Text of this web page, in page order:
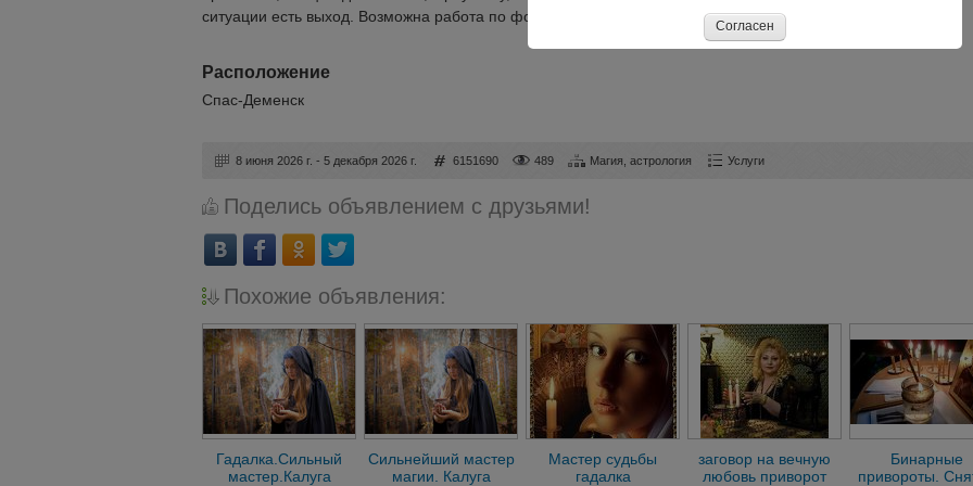
ситуации есть выход. Возможна работа по фотографии.
Расположение
Спас-Деменск
8 июня 2026 г. - 5 декабря 2026 г. 6151690 489 Магия, астрология Услуги
Поделись объявлением с друзьями!
Похожие объявления:
Гадалка.Сильный
мастер.Калуга
Сильнейший мастер
магии. Калуга
Мастер судьбы
гадалка
заговор на вечную
любовь приворот
Бинарные
привороты.
Согласен